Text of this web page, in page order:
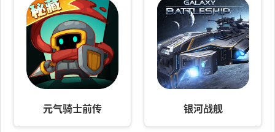
元气骑士前传 银河战舰